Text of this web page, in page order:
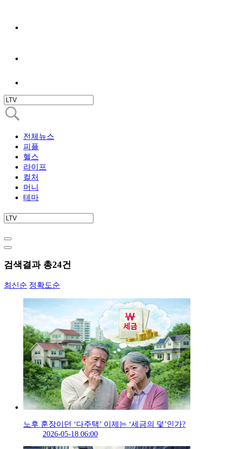
전체뉴스
피플
헬스
라이프
컬처
머니
테마
검색결과 총24건
최신순 정확도순
노후 훈장이던 ‘다주택’ 이제는 ‘세금의 덫’인가?
2026-05-18 06:00